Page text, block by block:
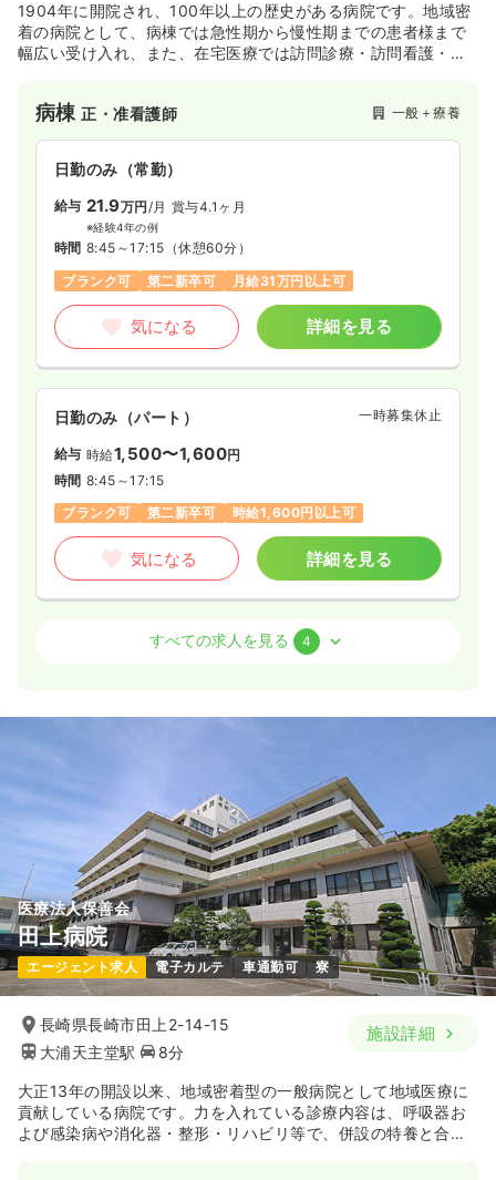
1904年に開院され、100年以上の歴史がある病院です。地域密
着の病院として、病棟では急性期から慢性期までの患者様まで
幅広い受け入れ、また、在宅医療では訪問診療・訪問看護・訪
のニーズに合わせて、幅広いサービスを提供出来るような体制
を整えられています。
病棟正・准看護師 一般＋療養
日勤のみ（常勤）
給与 21.9万円/月 賞与4.1ヶ月
※経験4年の例
時間 8:45～17:15 （休憩60分）
ブランク可
第二新卒可 月給31万円以上可
気になる 詳細を見る
日勤のみ（パート） 一時募集休止
給与 時給1,500〜1,600円
時間 8:45～17:15
ブランク可
第二新卒可 時給1,600円以上可
気になる 詳細を見る
正・准看護師
月給27万円以上可
気になる 詳細を見る
介護・福祉系正・准看護師 一般＋療養
日勤のみ（常勤） 一時募集休止
給与 20.2〜27.2万円 /月
※一例
時間 8:30～17:00（休憩60分）
月給27万円以上可
気になる 詳細を見る
すべての求人を見る 4
医療法人保善会
田上病院
エージェント求人 電子カルテ 車通勤可 寮
長崎県長崎市田上2-14-15
大浦天主堂駅
8分
施設詳細
大正13年の開設以来、地域密着型の一般病院として地域医療に
貢献している病院です。力を入れている診療内容は、呼吸器お
よび感染病や消化器・整形・リハビリ等で、併設の特養と合わ